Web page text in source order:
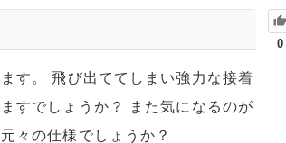
0
す。 飛び出ててしまい強力な接着
すでしょうか？ また気になるのが
々の仕様でしょうか？